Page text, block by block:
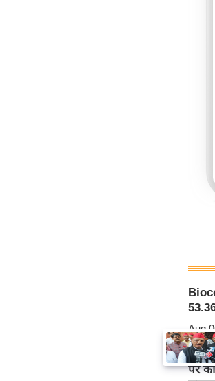
Aug
DK
पर